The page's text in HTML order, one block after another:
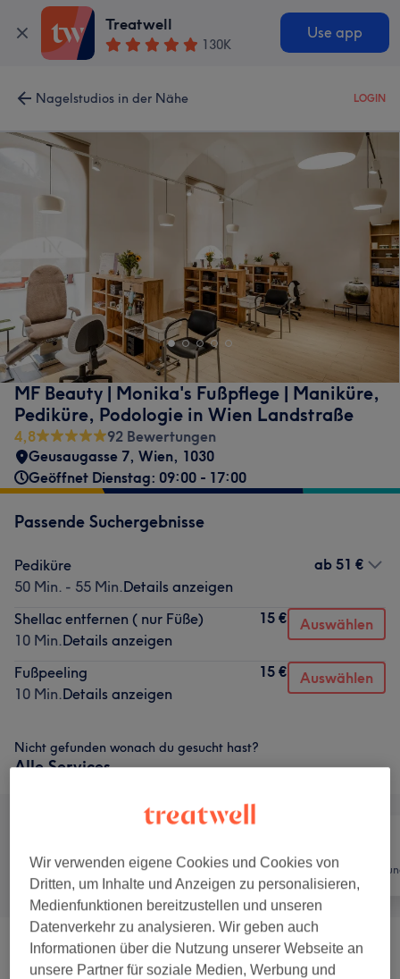
Treatwell
130K
Use app
Nagelstudios in der Nähe LOGIN
MF Beauty | Monika's Fußpflege | Maniküre,
Pediküre, Podologie in Wien Landstraße
4,8
92 Bewertungen
Geusaugasse 7, Wien, 1030
Geöffnet Dienstag: 09:00 - 17:00
Passende Suchergebnisse
Pediküre
50 Min. - 55 Min.Details anzeigen
ab 51 €
Shellac entfernen ( nur Füße)
10 Min.Details anzeigen
15 € Auswählen
Fußpeeling
10 Min.Details anzeigen
15 € Auswählen
Nicht gefunden wonach du gesucht hast?
Alle Services
Alle Nägel
Maniküre & Pediküre (15) ab 15 €
Wir verwenden eigene Cookies und Cookies von
Dritten, um Inhalte und Anzeigen zu personalisieren,
Medienfunktionen bereitzustellen und unseren
Datenverkehr zu analysieren. Wir geben auch
Informationen über die Nutzung unserer Webseite an
unsere Partner für soziale Medien, Werbung und